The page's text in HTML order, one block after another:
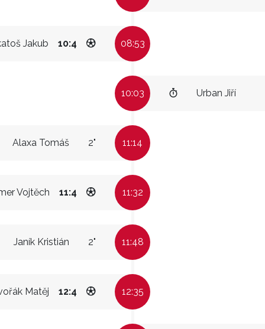
Jakub 10:4 08:53
10:03 Urban Jiří
Alaxa Tomáš 2" 11:14
Vojtěch 11:4 11:32
Janík Kristián 2" 11:48
Matěj 12:4 12:35